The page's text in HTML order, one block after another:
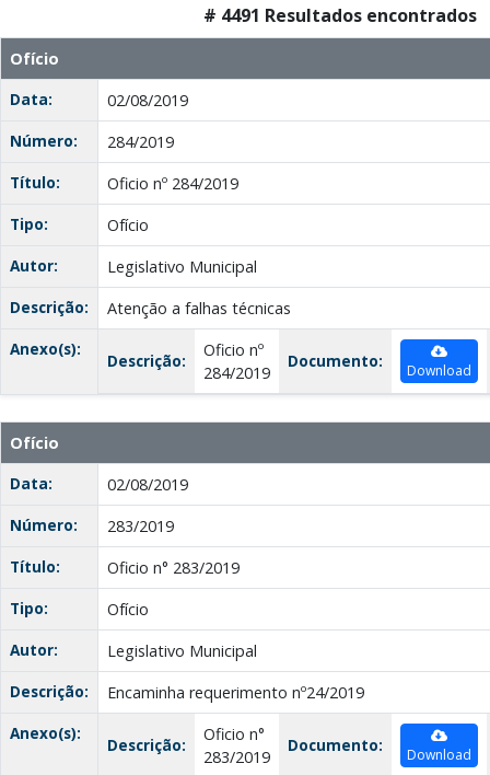
# 4491 Resultados encontrados
Ofício
Data:
02/08/2019
Número:
284/2019
Título:
Oficio nº 284/2019
Tipo:
Ofício
Autor:
Legislativo Municipal
Descrição:
Atenção a falhas técnicas
Anexo(s):
Descrição:
Oficio nº
284/2019
Documento: Download
Ofício
Data:
02/08/2019
Número:
283/2019
Título:
Oficio n° 283/2019
Tipo:
Ofício
Autor:
Legislativo Municipal
Descrição:
Encaminha requerimento nº24/2019
Anexo(s):
Descrição:
Oficio n°
283/2019
Documento: Download